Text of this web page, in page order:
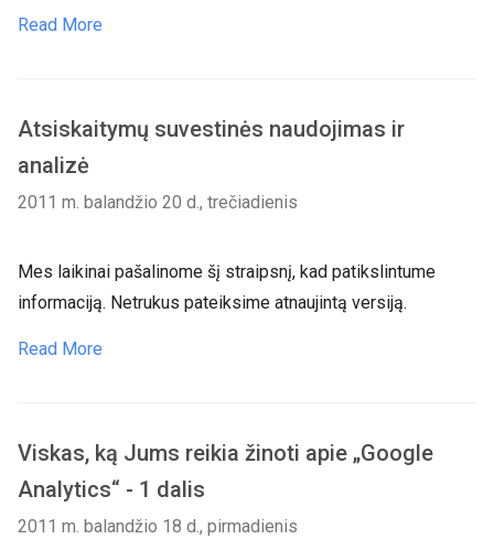
Read More
Atsiskaitymų suvestinės naudojimas ir
analizė
2011 m. balandžio 20 d., trečiadienis
Mes laikinai pašalinome šį straipsnį, kad patikslintume
informaciją. Netrukus pateiksime atnaujintą versiją.
Read More
Viskas, ką Jums reikia žinoti apie „Google
Analytics“ - 1 dalis
2011 m. balandžio 18 d., pirmadienis